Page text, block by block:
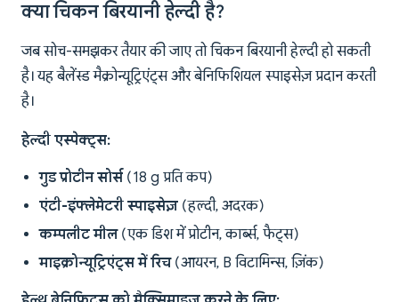
क्या चिकन बिरयानी हेल्दी है?
जब सोच-समझकर तैयार की जाए तो चिकन बिरयानी हेल्दी हो सकती
है। यह बैलेंस्ड मैक्रोन्यूट्रिएंट्स और बेनिफिशियल स्पाइसेज़ प्रदान करती
है।
हेल्दी एस्पेक्ट्स:
गुड प्रोटीन सोर्स (18 g प्रति कप)
एंटी-इंफ्लेमेटरी स्पाइसेज़ (हल्दी, अदरक)
कम्पलीट मील(एक डिश में प्रोटीन, कार्ब्स, फैट्स)
माइक्रोन्यूट्रिएंट्स में रिच(आयरन, B विटामिन्स, ज़िंक)